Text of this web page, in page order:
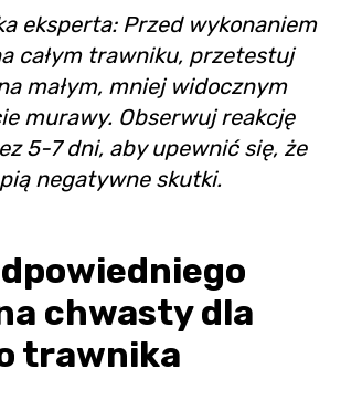
eksperta: Przed wykonaniem
całym trawniku, przetestuj
małym, mniej widocznym
murawy. Obserwuj reakcję
5-7 dni, aby upewnić się, że
negatywne skutki.
chwasty dla
trawnika